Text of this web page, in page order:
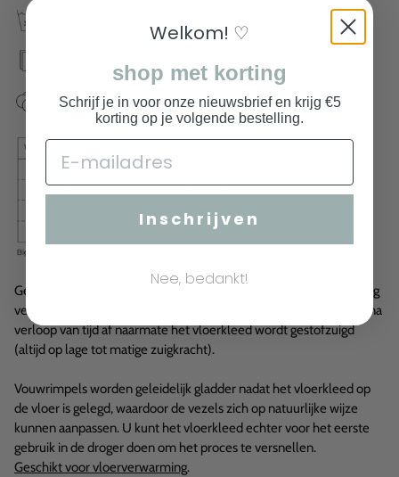
Gemaakt met natuurlijke vezels. Dit kan een tijdje lichte vervelling
veroorzaken, vooral na de eerste wasbeurten. Dit proces neemt na
verloop van tijd af naarmate het vloerkleed wordt gestofzuigd
(altijd op lage tot matige zuigkracht).
Vouwrimpels worden geleidelijk gladder nadat het vloerkleed op
de vloer is gelegd, waardoor de vezels zich op natuurlijke wijze
kunnen aanpassen. U kunt het vloerkleed echter voor het eerste
gebruik in de droger doen om het proces te versnellen.
Geschikt voor vloerverwarming.
Welkom! ♡
shop met korting
Schrijf je in voor onze nieuwsbrief en krijg €5
korting op je volgende bestelling.
Inschrijven
Nee, bedankt!